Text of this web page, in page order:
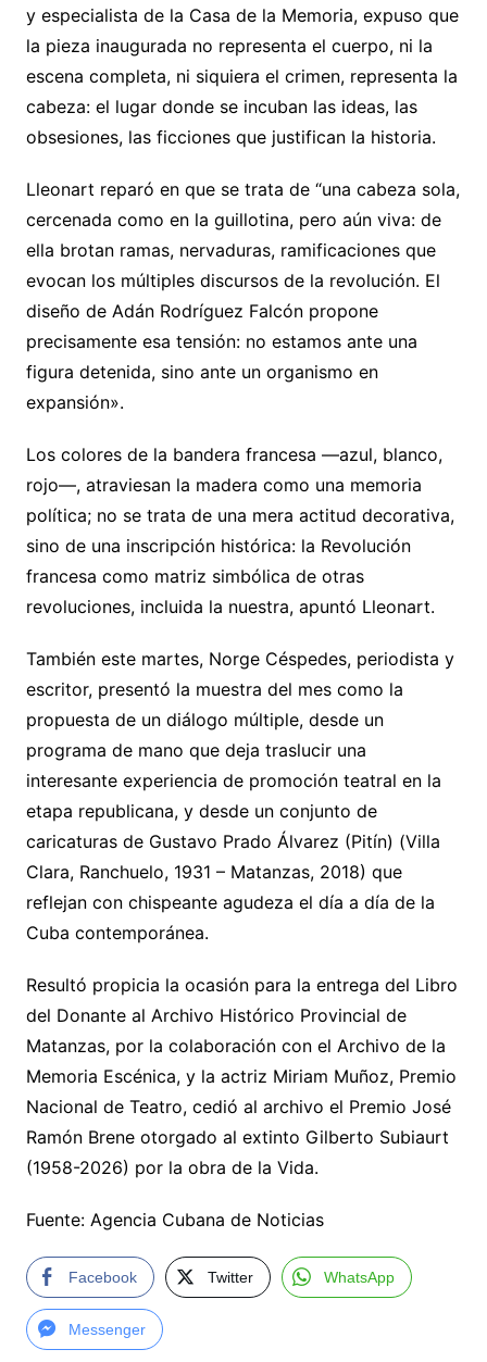
y especialista de la Casa de la Memoria, expuso que
la pieza inaugurada no representa el cuerpo, ni la
escena completa, ni siquiera el crimen, representa la
cabeza: el lugar donde se incuban las ideas, las
obsesiones, las ficciones que justifican la historia.
Lleonart reparó en que se trata de “una cabeza sola,
cercenada como en la guillotina, pero aún viva: de
ella brotan ramas, nervaduras, ramificaciones que
evocan los múltiples discursos de la revolución. El
diseño de Adán Rodríguez Falcón propone
precisamente esa tensión: no estamos ante una
figura detenida, sino ante un organismo en
expansión».
Los colores de la bandera francesa —azul, blanco,
rojo—, atraviesan la madera como una memoria
política; no se trata de una mera actitud decorativa,
sino de una inscripción histórica: la Revolución
francesa como matriz simbólica de otras
revoluciones, incluida la nuestra, apuntó Lleonart.
También este martes, Norge Céspedes, periodista y
escritor, presentó la muestra del mes como la
propuesta de un diálogo múltiple, desde un
programa de mano que deja traslucir una
interesante experiencia de promoción teatral en la
etapa republicana, y desde un conjunto de
caricaturas de Gustavo Prado Álvarez (Pitín) (Villa
Clara, Ranchuelo, 1931 – Matanzas, 2018) que
reflejan con chispeante agudeza el día a día de la
Cuba contemporánea.
Resultó propicia la ocasión para la entrega del Libro
del Donante al Archivo Histórico Provincial de
Matanzas, por la colaboración con el Archivo de la
Memoria Escénica, y la actriz Miriam Muñoz, Premio
Nacional de Teatro, cedió al archivo el Premio José
Ramón Brene otorgado al extinto Gilberto Subiaurt
(1958-2026) por la obra de la Vida.
Fuente: Agencia Cubana de Noticias
Facebook Twitter WhatsApp
Messenger